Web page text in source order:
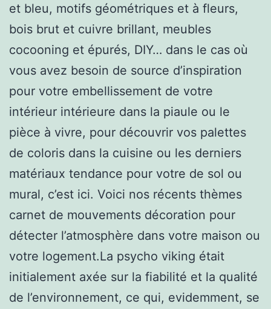
et bleu, motifs géométriques et à fleurs,
bois brut et cuivre brillant, meubles
cocooning et épurés, DIY… dans le cas où
vous avez besoin de source d’inspiration
pour votre embellissement de votre
intérieur intérieure dans la piaule ou le
pièce à vivre, pour découvrir vos palettes
de coloris dans la cuisine ou les derniers
matériaux tendance pour votre de sol ou
mural, c’est ici. Voici nos récents thèmes
carnet de mouvements décoration pour
détecter l’atmosphère dans votre maison ou
votre logement.La psycho viking était
initialement axée sur la fiabilité et la qualité
de l’environnement, ce qui, evidemment, se